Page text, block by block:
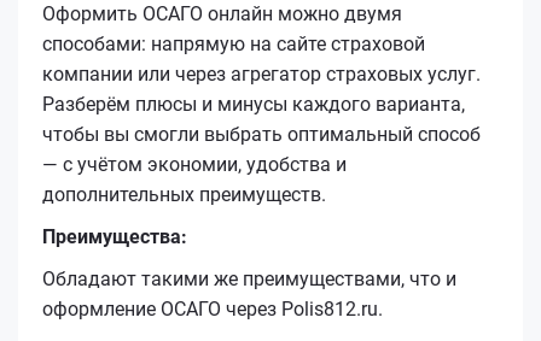
Оформить ОСАГО онлайн можно двумя
способами: напрямую на сайте страховой
компании или через агрегатор страховых услуг.
Разберём плюсы и минусы каждого варианта,
чтобы вы смогли выбрать оптимальный способ
— с учётом экономии, удобства и
дополнительных преимуществ.
Преимущества:
Обладают такими же преимуществами, что и
оформление ОСАГО через Polis812.ru.